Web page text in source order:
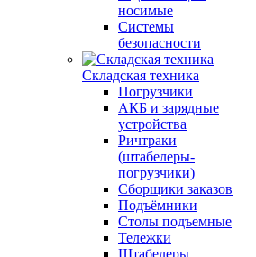
носимые
Системы
безопасности
Складская техника
Погрузчики
АКБ и зарядные
устройства
Ричтраки
(штабелеры-
погрузчики)
Сборщики заказов
Подъёмники
Столы подъемные
Тележки
Штабелеры